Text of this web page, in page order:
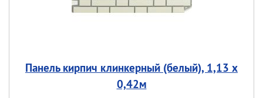
Панель кирпич клинкерный (белый), 1,13 х
0,42м